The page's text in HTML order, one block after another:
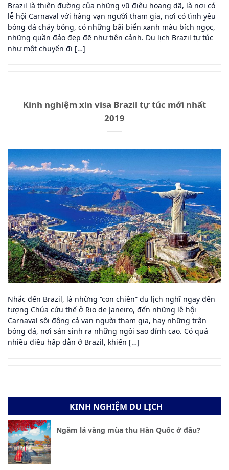
Brazil là thiên đường của những vũ điệu hoang dã, là nơi có
lễ hội Carnaval với hàng vạn người tham gia, nơi có tình yêu
bóng đá cháy bỏng, có những bãi biển xanh màu bích ngọc,
những quần đảo đẹp đẽ như tiên cảnh. Du lịch Brazil tự túc
như một chuyến đi […]
Kinh nghiệm xin visa Brazil tự túc mới nhất
2019
Nhắc đến Brazil, là những “con chiên” du lịch nghĩ ngay đến
tượng Chúa cứu thế ở Rio de Janeiro, đến những lễ hội
Carnaval sôi động cả vạn người tham gia, hay những trận
bóng đá, nơi sản sinh ra những ngôi sao đỉnh cao. Có quá
nhiều điều hấp dẫn ở Brazil, khiến […]
KINH NGHIỆM DU LỊCH
Ngắm lá vàng mùa thu Hàn Quốc ở đâu?